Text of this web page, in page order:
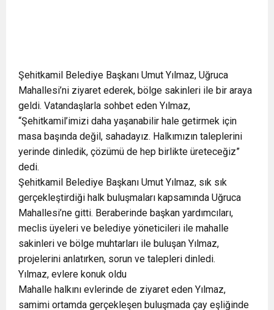
Şehitkamil Belediye Başkanı Umut Yılmaz, Uğruca
Mahallesi’ni ziyaret ederek, bölge sakinleri ile bir araya
geldi. Vatandaşlarla sohbet eden Yılmaz,
“Şehitkamil’imizi daha yaşanabilir hale getirmek için
masa başında değil, sahadayız. Halkımızın taleplerini
yerinde dinledik, çözümü de hep birlikte üreteceğiz”
dedi.
Şehitkamil Belediye Başkanı Umut Yılmaz, sık sık
gerçekleştirdiği halk buluşmaları kapsamında Uğruca
Mahallesi’ne gitti. Beraberinde başkan yardımcıları,
meclis üyeleri ve belediye yöneticileri ile mahalle
sakinleri ve bölge muhtarları ile buluşan Yılmaz,
projelerini anlatırken, sorun ve talepleri dinledi.
Yılmaz, evlere konuk oldu
Mahalle halkını evlerinde de ziyaret eden Yılmaz,
samimi ortamda gerçekleşen buluşmada çay eşliğinde